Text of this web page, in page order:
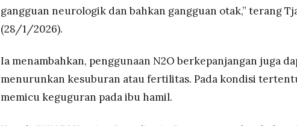
gangguan neurologik dan bahkan gangguan otak,” terang
(28/1/2026).
Ia menambahkan, penggunaan N2O berkepanjangan juga
menurunkan kesuburan atau fertilitas. Pada kondisi
memicu keguguran pada ibu hamil.